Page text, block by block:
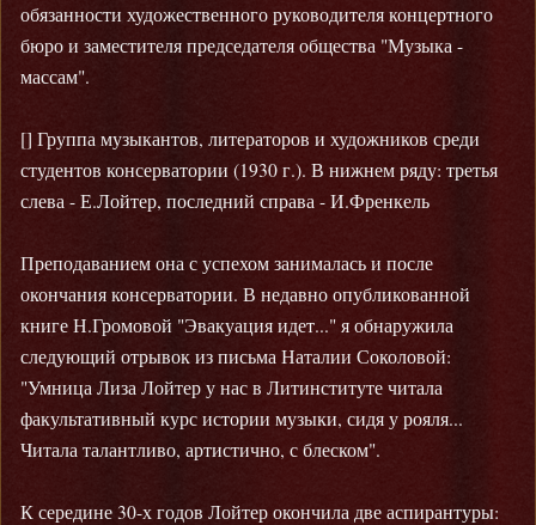
обязанности художественного руководителя концертного
бюро и заместителя председателя общества "Музыка -
массам".
[] Группа музыкантов, литераторов и художников среди
студентов консерватории (1930 г.). В нижнем ряду: третья
слева - Е.Лойтер, последний справа - И.Френкель
Преподаванием она с успехом занималась и после
окончания консерватории. В недавно опубликованной
книге Н.Громовой "Эвакуация идет..." я обнаружила
следующий отрывок из письма Наталии Соколовой:
"Умница Лиза Лойтер у нас в Литинституте читала
факультативный курс истории музыки, сидя у рояля...
Читала талантливо, артистично, с блеском".
К середине 30-х годов Лойтер окончила две аспирантуры: